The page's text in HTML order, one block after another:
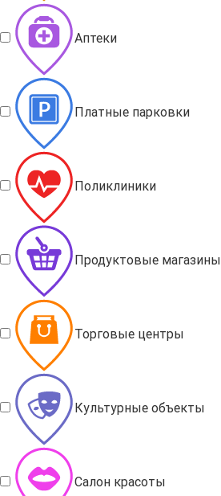
Аптеки
Платные парковки
Поликлиники
Продуктовые магазины
Торговые центры
Культурные объекты
Салон красоты